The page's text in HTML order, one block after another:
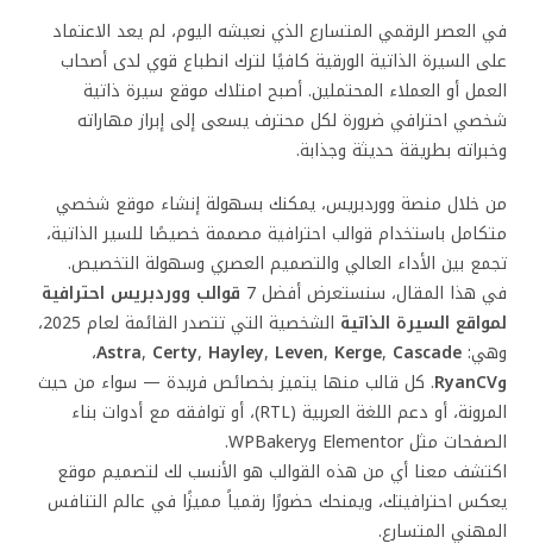
في العصر الرقمي المتسارع الذي نعيشه اليوم، لم يعد الاعتماد
على السيرة الذاتية الورقية كافيًا لترك انطباع قوي لدى أصحاب
العمل أو العملاء المحتملين. أصبح امتلاك موقع سيرة ذاتية
شخصي احترافي ضرورة لكل محترف يسعى إلى إبراز مهاراته
وخبراته بطريقة حديثة وجذابة.
من خلال منصة ووردبريس، يمكنك بسهولة إنشاء موقع شخصي
متكامل باستخدام قوالب احترافية مصممة خصيصًا للسير الذاتية،
تجمع بين الأداء العالي والتصميم العصري وسهولة التخصيص.
في هذا المقال، سنستعرض أفضل 7 قوالب ووردبريس احترافية
لمواقع السيرة الذاتية
الشخصية التي تتصدر القائمة لعام 2025،
وهي:
Astra, Certy, Hayley, Leven, Kerge, Cascade
،
وRyanCV
. كل قالب منها يتميز بخصائص فريدة — سواء من حيث
المرونة، أو دعم اللغة العربية (RTL)، أو توافقه مع أدوات بناء
الصفحات مثل Elementor وWPBakery.
اكتشف معنا أي من هذه القوالب هو الأنسب لك لتصميم موقع
يعكس احترافيتك، ويمنحك حضورًا رقمياً مميزًا في عالم التنافس
المهني المتسارع.